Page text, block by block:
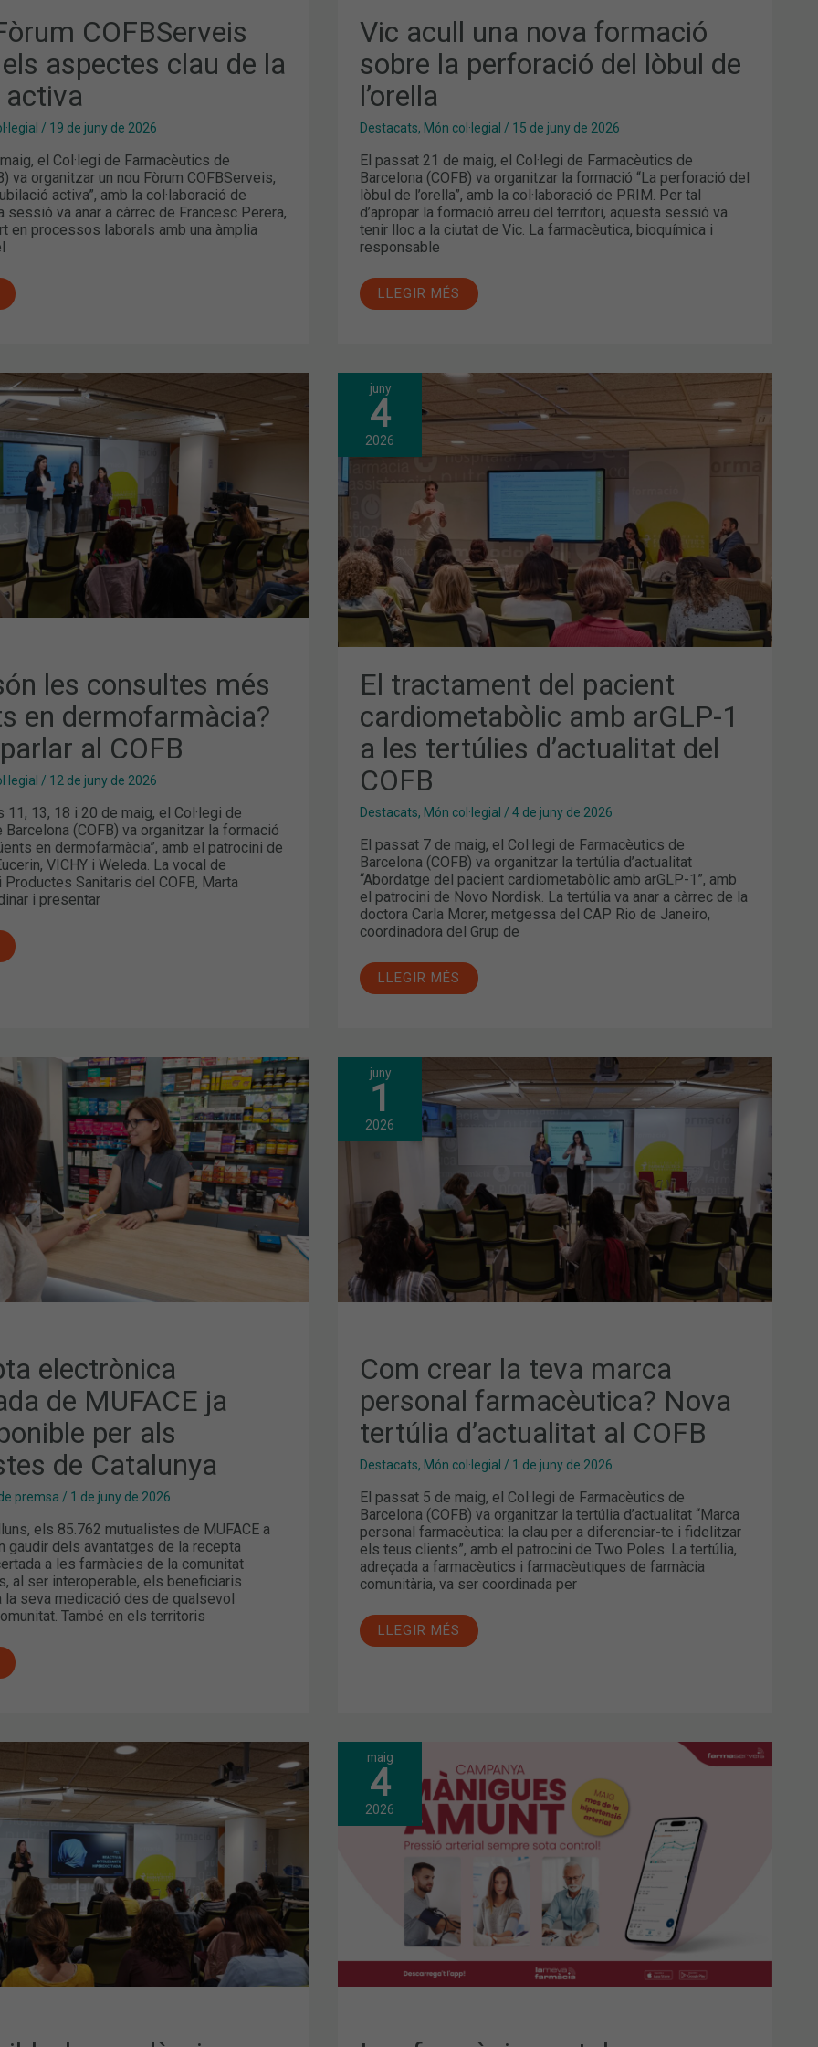
COFBServeis
aspectes clau de la
activa
/ 19 de juny de 2026
el Col·legi de Farmacèutics de
va organitzar un nou Fòrum COFBServeis,
activa”, amb la col·laboració de
sessió va anar a càrrec de Francesc Perera,
en processos laborals amb una àmplia
Vic acull una nova formació
sobre la perforació del lòbul de
l’orella
Destacats, Món col·legial / 15 de juny de 2026
El passat 21 de maig, el Col·legi de Farmacèutics de
Barcelona (COFB) va organitzar la formació “La perforació del
lòbul de l’orella”, amb la col·laboració de PRIM. Per tal
d’apropar la formació arreu del territori, aquesta sessió va
tenir lloc a la ciutat de Vic. La farmacèutica, bioquímica i
responsable
LLEGIR MÉS
les consultes més
en dermofarmàcia?
al COFB
/ 12 de juny de 2026
13, 18 i 20 de maig, el Col·legi de
Barcelona (COFB) va organitzar la formació
en dermofarmàcia”, amb el patrocini de
VICHY i Weleda. La vocal de
Productes Sanitaris del COFB, Marta
i presentar
juny
4
2026
El tractament del pacient
cardiometabòlic amb arGLP-1
a les tertúlies d’actualitat del
COFB
Destacats, Món col·legial /4 de juny de 2026
El passat 7 de maig, el Col·legi de Farmacèutics de
Barcelona (COFB) va organitzar la tertúlia d’actualitat
“Abordatge del pacient cardiometabòlic amb arGLP-1”, amb
el patrocini de Novo Nordisk. La tertúlia va anar a càrrec de la
doctora Carla Morer, metgessa del CAP Rio de Janeiro,
coordinadora del Grup de
EL
TRACTAMENT
DEL
PACIENT
CARDIOMETABÒLIC
ARGLP-
TERTÚLIES
D’ACTUALITAT
DEL
COFB
LLEGIR MÉS
electrònica
de MUFACE ja
per als
de Catalunya
premsa / 1 de juny de 2026
els 85.762 mutualistes de MUFACE a
gaudir dels avantatges de la recepta
a les farmàcies de la comunitat
al ser interoperable, els beneficiaris
la seva medicació des de qualsevol
També en els territoris
juny
1
2026
Com crear la teva marca
personal farmacèutica? Nova
tertúlia d’actualitat al COFB
Destacats, Món col·legial / 1 de juny de 2026
El passat 5 de maig, el Col·legi de Farmacèutics de
Barcelona (COFB) va organitzar la tertúlia d’actualitat “Marca
personal farmacèutica: la clau per a diferenciar-te i fidelitzar
els teus clients”, amb el patrocini de Two Poles. La tertúlia,
adreçada a farmacèutics i farmacèutiques de farmàcia
comunitària, va ser coordinada per
COM
CREAR
LA
TEVA
MARCA
TERTÚLIA
D’ACTUALITAT
AL
COFB
LLEGIR MÉS
maig
4
2026
LES
FARMÀCIES
CATALANES
IMPULSEN
LA
CAMPANYA
“MÀNIGUES
AMUNT”
DETECTAR
HIPERTENSIÓ
CONTROLADA